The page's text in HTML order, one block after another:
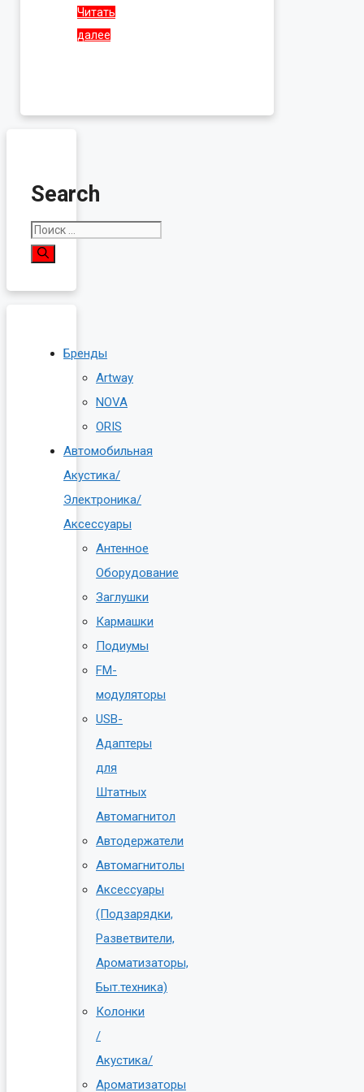
Читать
далее
Search
Поиск:
Бренды
Artway
NOVA
ORIS
Автомобильная
Акустика/
Электроника/
Аксессуары
Антенное
Оборудование
Заглушки
Кармашки
Подиумы
FM-
модуляторы
USB-
Адаптеры
для
Штатных
Автомагнитол
Автодержатели
Автомагнитолы
Аксессуары
(Подзарядки,
Разветвители,
Ароматизаторы,
Быт.техника)
Колонки
/
Акустика/
Ароматизаторы